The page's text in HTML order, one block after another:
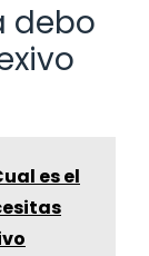
debo
es el